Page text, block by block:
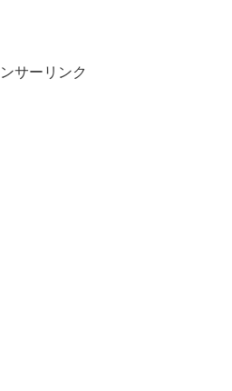
サーリンク